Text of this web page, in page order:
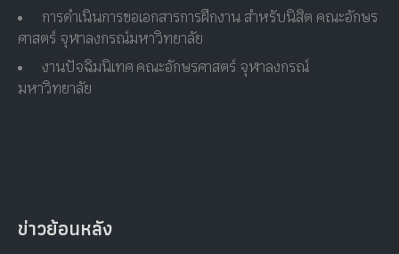
การดำเนินการขอเอกสารการฝึกงาน สำหรับนิสิต คณะอักษร
ศาสตร์ จุฬาลงกรณ์มหาวิทยาลัย
งานปัจฉิมนิเทศ คณะอักษรศาสตร์ จุฬาลงกรณ์
มหาวิทยาลัย
ข่าวย้อนหลัง